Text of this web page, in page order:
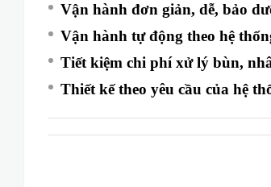
Vận hành đơn giản, dễ, bảo
Vận hành tự động theo hệ
Tiết kiệm chi phí xử lý bùn,
Thiết kế theo yêu cầu của hệ